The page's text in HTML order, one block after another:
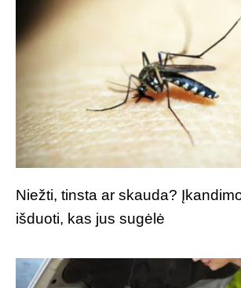
Niežti, tinsta ar skauda?
išduoti, kas jus sugėlė